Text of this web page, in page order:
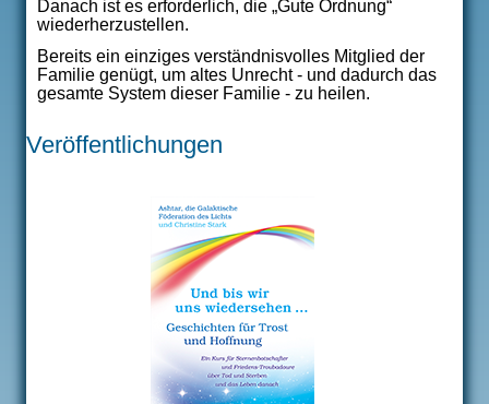
Danach ist es erforderlich, die „Gute Ordnung“
wiederherzustellen.
Bereits ein einziges verständnisvolles Mitglied der
Familie genügt, um altes Unrecht - und dadurch das
gesamte System dieser Familie - zu heilen.
Veröffentlichungen